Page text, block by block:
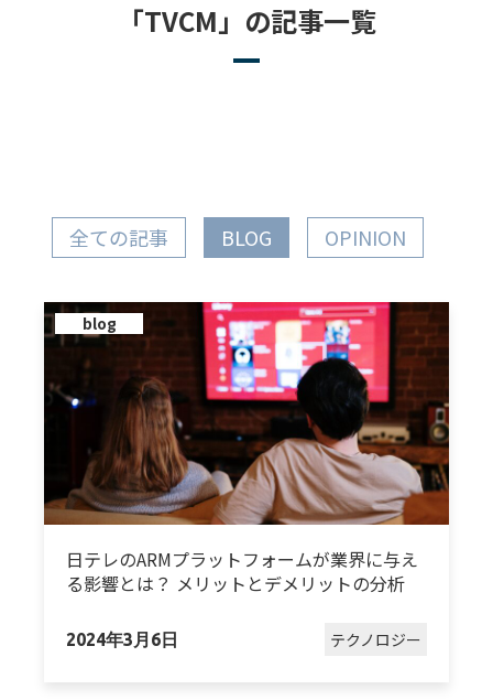
「TVCM」の記事一覧
全ての記事 BLOG OPINION
blog
日テレのARMプラットフォームが業界に与え
る影響とは？ メリットとデメリットの分析
2024年3月6日 テクノロジー